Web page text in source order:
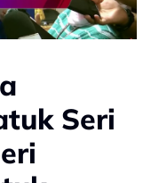
Seri